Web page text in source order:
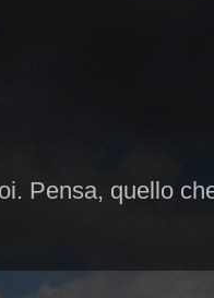
Pensa, quello